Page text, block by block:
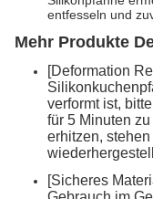
entfesseln und
Mehr Produkte
[Deformation
verformt ist,
für 5 Minuten
erhitzen,
[Sicheres